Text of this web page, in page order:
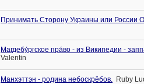
Принимать Сторону Украины или
Магдебу́ргское пра́во - из Википедии -
Valentin
Манхэттэн - родина небоскрёбов. Ruby